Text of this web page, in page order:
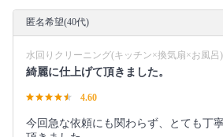
匿名希望(40代)
水回りクリーニング(キッチン×換気扇×お風呂
綺麗に仕上げて頂きました。
4.60
今回急な依頼にも関わらず、とても丁